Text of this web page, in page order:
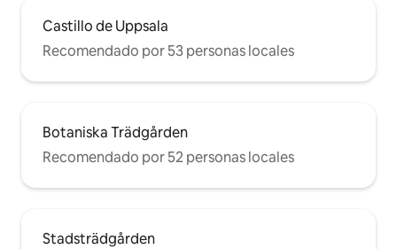
Castillo de Uppsala
Recomendado por 53 personas locales
Botaniska Trädgården
Recomendado por 52 personas locales
Stadsträdgården